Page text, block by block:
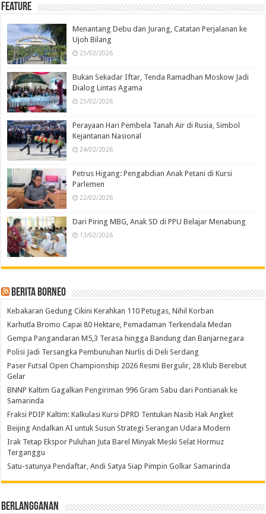
Feature
Menantang Debu dan Jurang, Catatan Perjalanan ke
Ujoh Bilang
25/02/2026
Bukan Sekadar Iftar, Tenda Ramadhan Moskow Jadi
Dialog Lintas Agama
25/02/2026
Perayaan Hari Pembela Tanah Air di Rusia, Simbol
Kejantanan Nasional
24/02/2026
Petrus Higang: Pengabdian Anak Petani di Kursi
Parlemen
22/02/2026
Dari Piring MBG, Anak SD di PPU Belajar Menabung
13/02/2026
Berita Borneo
Kebakaran Gedung Cikini Kerahkan 110 Petugas, Nihil Korban
Karhutla Bromo Capai 80 Hektare, Pemadaman Terkendala Medan
Gempa Pangandaran M5,3 Terasa hingga Bandung dan Banjarnegara
Polisi Jadi Tersangka Pembunuhan Nurlis di Deli Serdang
Paser Futsal Open Championship 2026 Resmi Bergulir, 28 Klub Berebut
Gelar
BNNP Kaltim Gagalkan Pengiriman 996 Gram Sabu dari Pontianak ke
Samarinda
Fraksi PDIP Kaltim: Kalkulasi Kursi DPRD Tentukan Nasib Hak Angket
Beijing Andalkan AI untuk Susun Strategi Serangan Udara Modern
Irak Tetap Ekspor Puluhan Juta Barel Minyak Meski Selat Hormuz
Terganggu
Satu-satunya Pendaftar, Andi Satya Siap Pimpin Golkar Samarinda
Berlangganan